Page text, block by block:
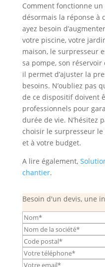
Comment fonctionne un
désormais la réponse à
ayez besoin
votre piscine, votre
maison, le surpresseur
sa pompe, son
il permet d’ajuster la
besoins. N’oubliez pas
de ce dispositif doivent
professionnels pour
durée de vie. N’hésitez
choisir le surpresseur le
et à votre budget.
A lire également,
chantier.
Besoin d'un devis, une